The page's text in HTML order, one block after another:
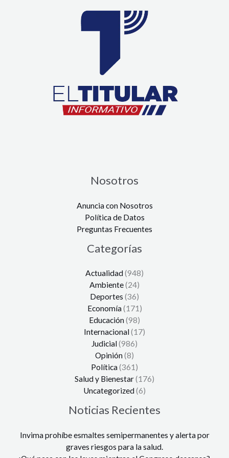
Nosotros
Anuncia con Nosotros
Política de Datos
Preguntas Frecuentes
Categorías
Actualidad(948)
Ambiente(24)
Deportes (36)
Economía(171)
Educación(98)
Internacional(17)
Judicial(986)
Opinión(8)
Política(361)
Salud y Bienestar(176)
Uncategorized(6)
Noticias Recientes
Invima prohíbe esmaltes semipermanentes y alerta por
graves riesgos para la salud.